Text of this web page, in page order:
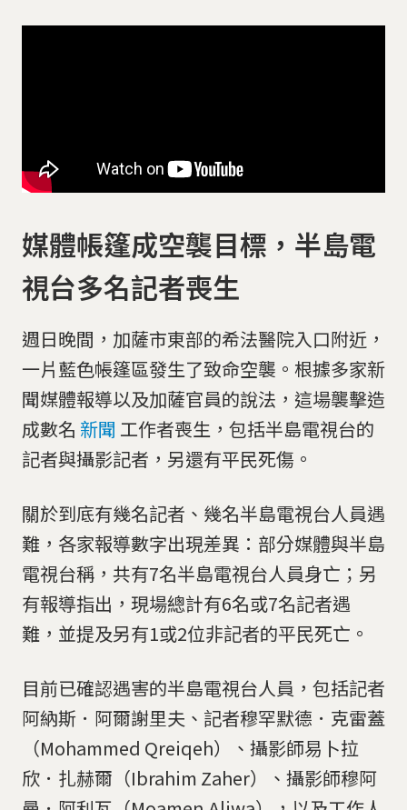
媒體帳篷成空襲目標，半島電
視台多名記者喪生
週日晚間，加薩市東部的希法醫院入口附近，
一片藍色帳篷區發生了致命空襲。根據多家新
聞媒體報導以及加薩官員的說法，這場襲擊造
成數名 新聞 工作者喪生，包括半島電視台的
記者與攝影記者，另還有平民死傷。
關於到底有幾名記者、幾名半島電視台人員遇
難，各家報導數字出現差異：部分媒體與半島
電視台稱，共有7名半島電視台人員身亡；另
有報導指出，現場總計有6名或7名記者遇
難，並提及另有1或2位非記者的平民死亡。
目前已確認遇害的半島電視台人員，包括記者
阿納斯．阿爾謝里夫、記者穆罕默德．克雷蓋
（Mohammed Qreiqeh）、攝影師易卜拉
欣．扎赫爾（Ibrahim Zaher）、攝影師穆阿